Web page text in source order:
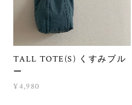
TALL TOTE(S) くすみブル
ー
¥4,980